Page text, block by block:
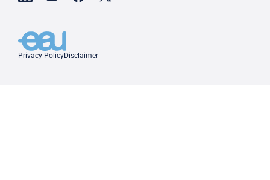
Privacy PolicyDisclaimer